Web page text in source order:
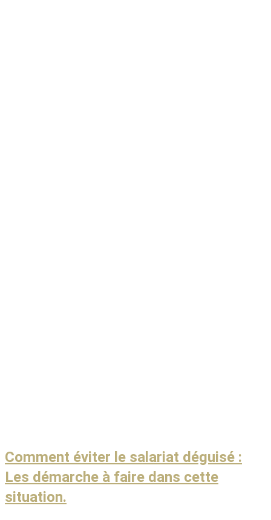
Comment éviter le salariat déguisé :
Les démarche à faire dans cette
situation.